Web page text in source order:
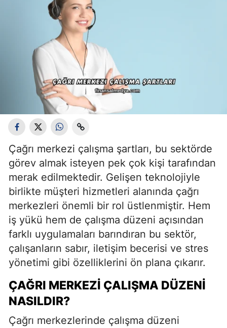
Çağrı merkezi çalışma şartları, bu sektörde
görev almak isteyen pek çok kişi tarafından
merak edilmektedir. Gelişen teknolojiyle
birlikte müşteri hizmetleri alanında çağrı
merkezleri önemli bir rol üstlenmiştir. Hem
iş yükü hem de çalışma düzeni açısından
farklı uygulamaları barındıran bu sektör,
çalışanların sabır, iletişim becerisi ve stres
yönetimi gibi özelliklerini ön plana çıkarır.
ÇAĞRI MERKEZI ÇALIŞMA DÜZENI
NASILDIR?
Çağrı merkezlerinde çalışma düzeni